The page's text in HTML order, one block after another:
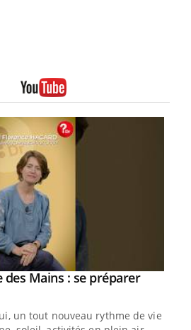
des Mains : se préparer
un tout nouveau rythme de vie !